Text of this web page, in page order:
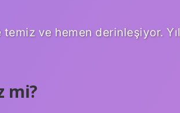
ve hemen derinleşiyor.
mi?